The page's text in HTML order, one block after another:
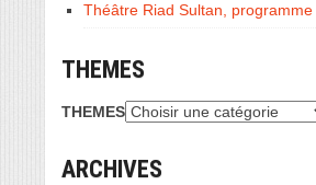
Théâtre Riad Sultan, programme
THEMES
THEMES
ARCHIVES